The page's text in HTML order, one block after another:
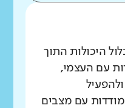
היכולות התוך
עם העצמי,
עם מצבים